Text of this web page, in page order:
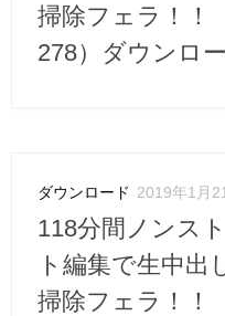
掃除フェラ！
278）ダウンロ
ダウンロード 2019年1月
118分間ノンス
ト編集で生中出
掃除フェラ！！